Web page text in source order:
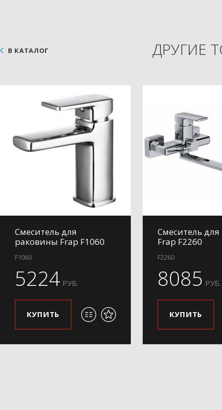
ДРУГИЕ
В КАТАЛОГ
Смеситель для
раковины Frap F1060
F1060
5224 РУБ.
КУПИТЬ
Смеситель
Frap F2260
F2260
8085 РУБ.
КУПИТЬ